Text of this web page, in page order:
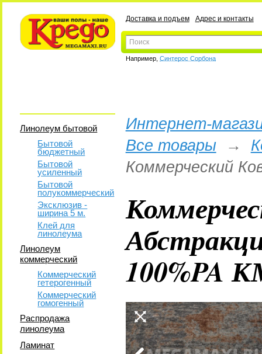
Доставка и подъем Адрес и контакты
Например, Синтерос Сорбона
Линолеум бытовой
Бытовой
бюджетный
Бытовой
усиленный
Бытовой
полукоммерческий
Эксклюзив -
ширина 5 м.
Клей для
линолеума
Линолеум
коммерческий
Коммерческий
гетерогенный
Коммерческий
гомогенный
Распродажа
линолеума
Ламинат
Интернет-
Все товары→
Коммерческий
100%PA